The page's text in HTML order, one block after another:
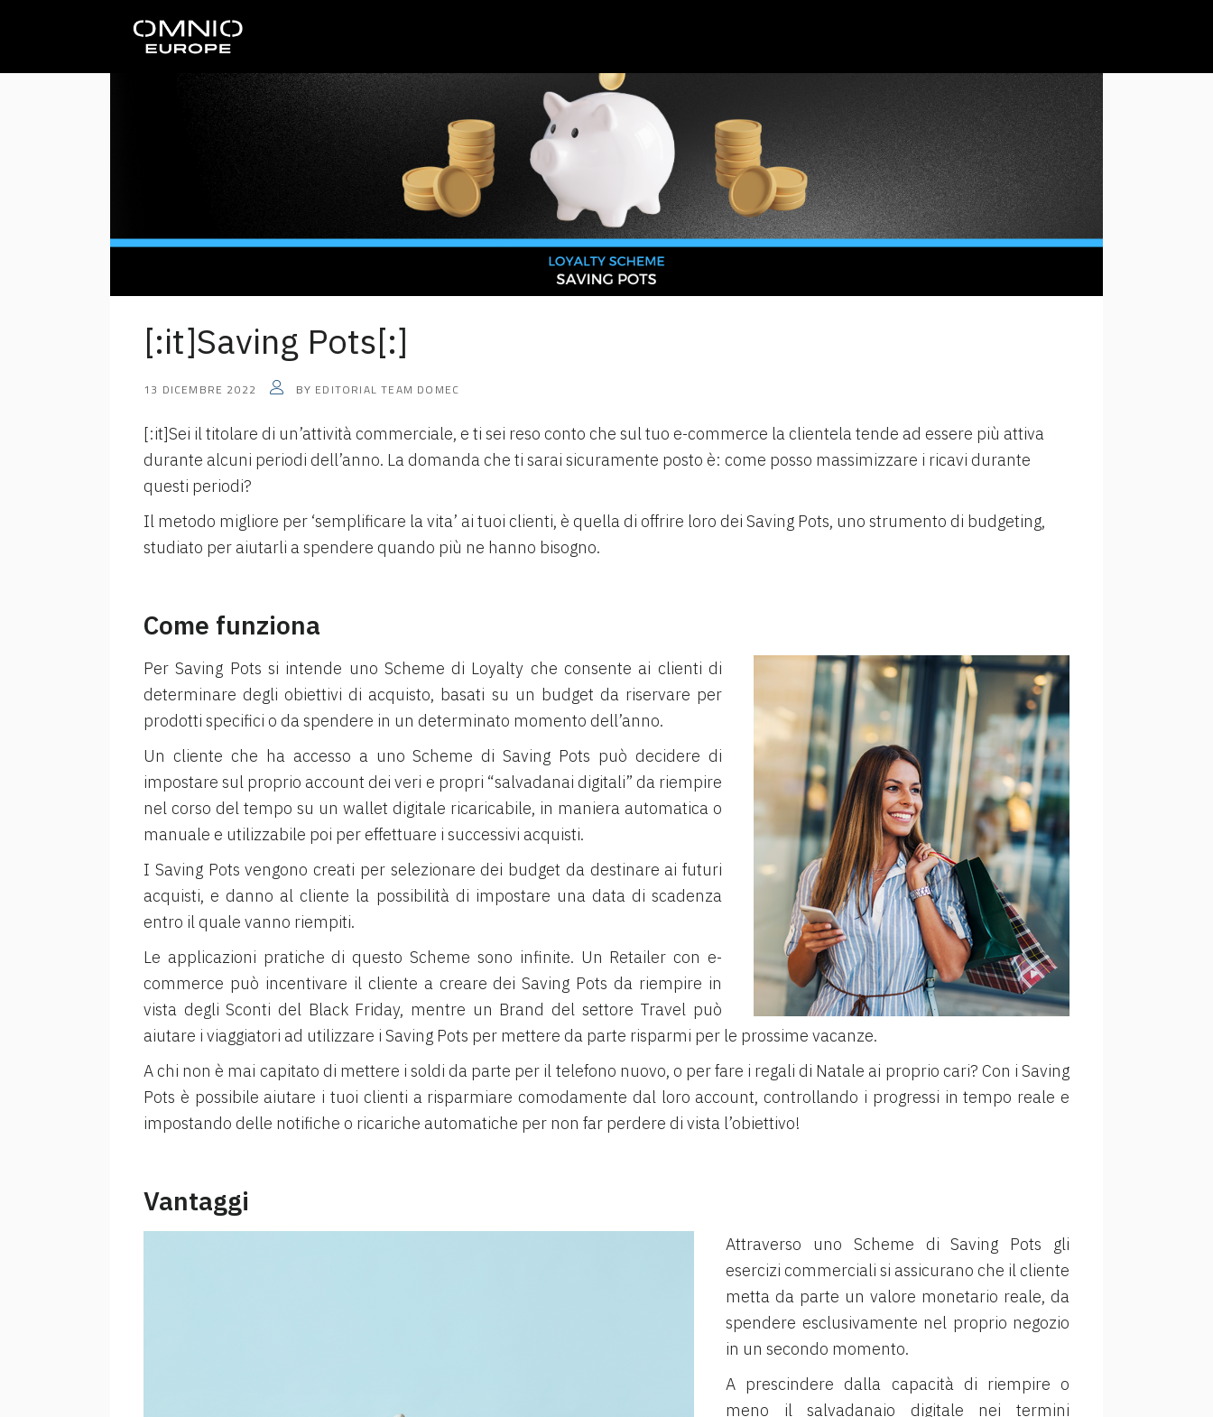
[:it]Saving Pots[:]
13 DICEMBRE 2022 BY EDITORIAL TEAM DOMEC
[:it]Sei il titolare di un’attività commerciale, e ti sei reso conto che sul tuo e-commerce la clientela tende ad essere più attiva
durante alcuni periodi dell’anno. La domanda che ti sarai sicuramente posto è: come posso massimizzare i ricavi durante
questi periodi?
Il metodo migliore per ‘semplificare la vita’ ai tuoi clienti, è quella di offrire loro dei Saving Pots, uno strumento di budgeting,
studiato per aiutarli a spendere quando più ne hanno bisogno.
Come funziona
Per Saving Pots si intende uno Scheme di Loyalty che consente ai clienti di
determinare degli obiettivi di acquisto, basati su un budget da riservare per
prodotti specifici o da spendere in un determinato momento dell’anno.
Un cliente che ha accesso a uno Scheme di Saving Pots può decidere di
impostare sul proprio account dei veri e propri “salvadanai digitali” da riempire
nel corso del tempo su un wallet digitale ricaricabile, in maniera automatica o
manuale e utilizzabile poi per effettuare i successivi acquisti.
I Saving Pots vengono creati per selezionare dei budget da destinare ai futuri
acquisti, e danno al cliente la possibilità di impostare una data di scadenza
entro il quale vanno riempiti.
Le applicazioni pratiche di questo Scheme sono infinite. Un Retailer con e-
commerce può incentivare il cliente a creare dei Saving Pots da riempire in
vista degli Sconti del Black Friday, mentre un Brand del settore Travel può
aiutare i viaggiatori ad utilizzare i Saving Pots per mettere da parte risparmi per le prossime vacanze.
A chi non è mai capitato di mettere i soldi da parte per il telefono nuovo, o per fare i regali di Natale ai proprio cari? Con i Saving
Pots è possibile aiutare i tuoi clienti a risparmiare comodamente dal loro account, controllando i progressi in tempo reale e
impostando delle notifiche o ricariche automatiche per non far perdere di vista l’obiettivo!
Vantaggi
Attraverso uno Scheme di Saving Pots gli
esercizi commerciali si assicurano che il cliente
metta da parte un valore monetario reale, da
spendere esclusivamente nel proprio negozio
in un secondo momento.
A prescindere dalla capacità di riempire o
meno il salvadanaio digitale nei termini